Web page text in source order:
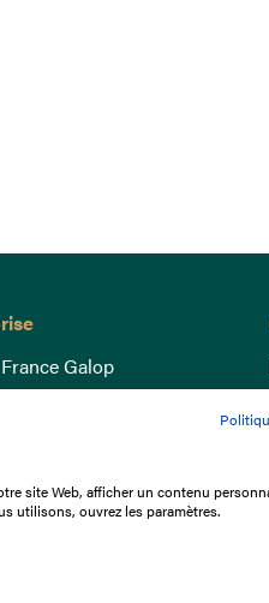
Galop
les courses
site Web, afficher un contenu
utilisons, ouvrez les paramètres.